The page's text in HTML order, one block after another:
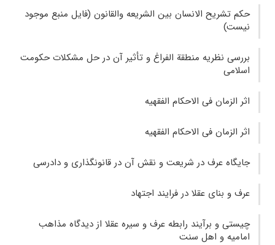
حکم تشریح الانسان بین الشریعه والقانون (فایل منبع موجود
نیست)
بررسی نظریه منطقة الفراغ و تأثیر آن در حل مشکلات حکومت
اسلامی
اثر الزمان فی الاحکام الفقهیه
اثر الزمان فی الاحکام الفقهیه
جایگاه عرف در شریعت و نقش آن در قانونگذاری و دادرسی
عرف و بنای عقلا در فرایند اجتهاد
چیستی و برآیند رابطه عرف و سیره عقلا از دیدگاه مذاهب
امامیه و اهل سنت